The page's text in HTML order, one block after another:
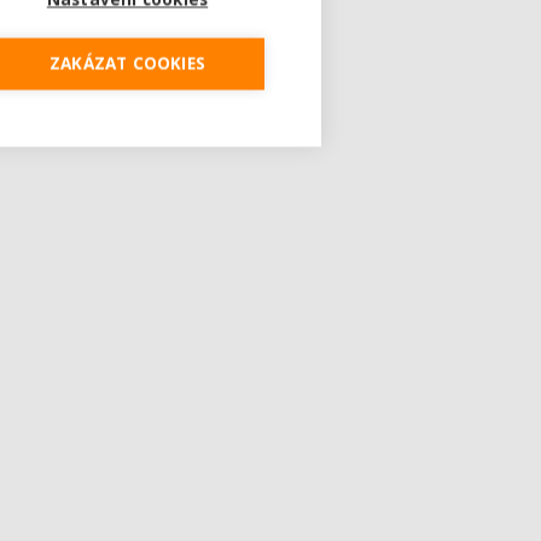
ZAKÁZAT COOKIES